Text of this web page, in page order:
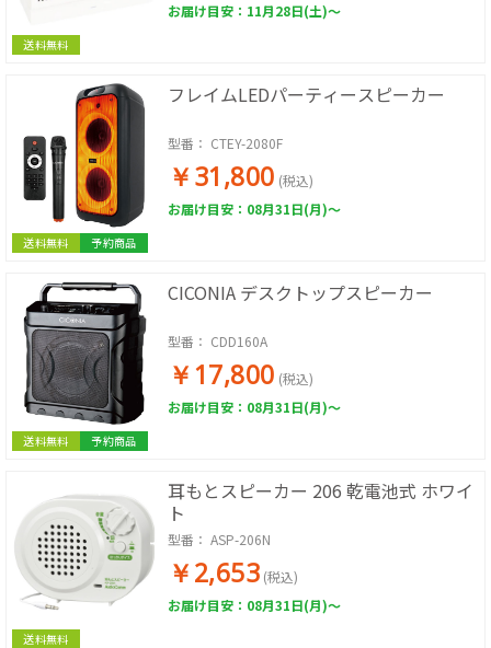
送料無料
お届け目安：11月28日(土)～
送料無料 予約商品
フレイムLEDパーティースピーカー
型番： CTEY-2080F
￥31,800 (税込)
お届け目安：08月31日(月)～
送料無料 予約商品
CICONIA デスクトップスピーカー
型番： CDD160A
￥17,800 (税込)
お届け目安：08月31日(月)～
送料無料
耳もとスピーカー 206 乾電池式 ホワイ
ト
型番： ASP-206N
￥2,653 (税込)
お届け目安：08月31日(月)～